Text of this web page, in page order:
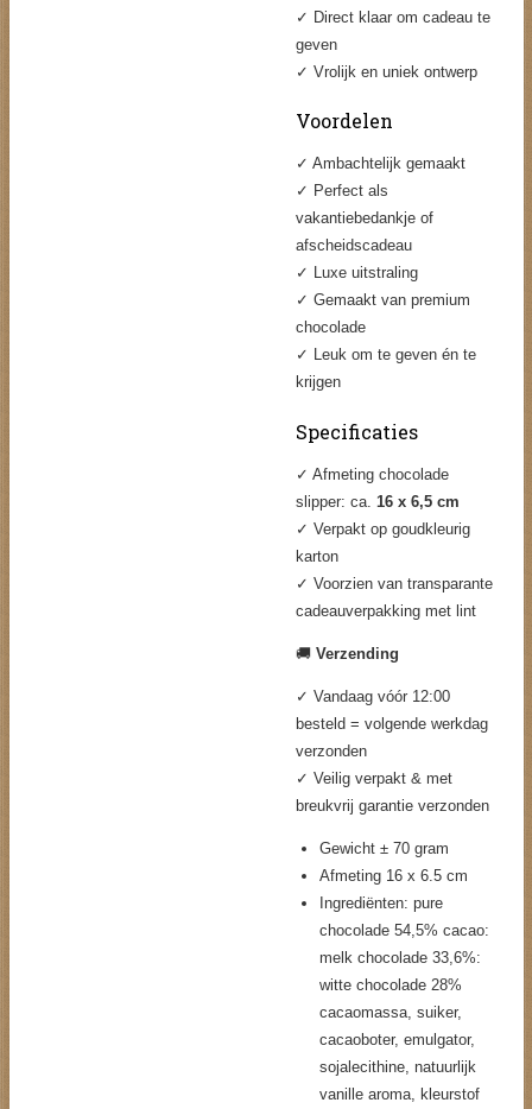
✓ Direct klaar om cadeau te
geven
✓ Vrolijk en uniek ontwerp
Voordelen
✓ Ambachtelijk gemaakt
✓ Perfect als
vakantiebedankje of
afscheidscadeau
✓ Luxe uitstraling
✓ Gemaakt van premium
chocolade
✓ Leuk om te geven én te
krijgen
Specificaties
✓ Afmeting chocolade
slipper: ca. 16 x 6,5 cm
✓ Verpakt op goudkleurig
karton
✓ Voorzien van transparante
cadeauverpakking met lint
🚚 Verzending
✓ Vandaag vóór 12:00
besteld = volgende werkdag
verzonden
✓ Veilig verpakt & met
breukvrij garantie verzonden
Gewicht ± 70 gram
Afmeting 16 x 6.5 cm
Ingrediënten: pure
chocolade 54,5% cacao:
melk chocolade 33,6%:
witte chocolade 28%
cacaomassa, suiker,
cacaoboter, emulgator,
sojalecithine, natuurlijk
vanille aroma, kleurstof